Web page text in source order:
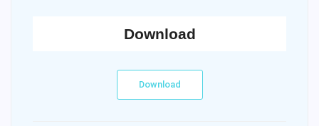
Download
Download